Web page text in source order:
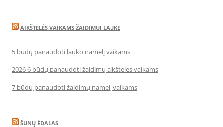
AIKŠTELĖS VAIKAMS ŽAIDIMUI LAUKE
5 būdų panaudoti lauko namelį vaikams
2026 6 būdų panaudoti žaidimų aikšteles vaikams
7 būdų panaudoti žaidimų namelį vaikams
ŠUNŲ ĖDALAS